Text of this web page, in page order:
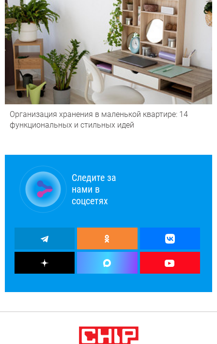
Организация хранения в маленькой квартире: 14
функциональных и стильных идей
Следите за
нами в
соцсетях